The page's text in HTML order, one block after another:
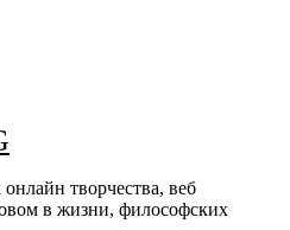
творчества, веб
в жизни, философских